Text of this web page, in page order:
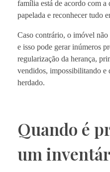
família está de acordo com
papelada e reconhecer tudo
Caso contrário, o imóvel não
e isso pode gerar inúmeros
regularização da herança,
vendidos, impossibilitando e
herdado.
Quando é
um